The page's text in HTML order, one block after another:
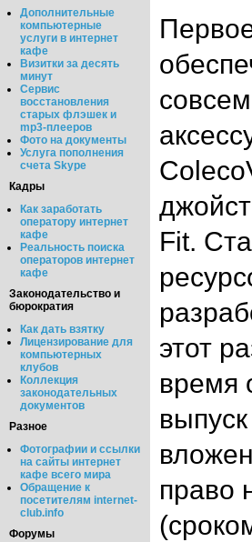
Дополнительные
компьютерные
услуги в интернет
кафе
Визитки за десять
минут
Сервис
восстановления
старых флэшек и
mp3-плееров
Фото на документы
Услуга пополнения
счета Skype
Кадры
Как заработать
оператору интернет
кафе
Реальность поиска
операторов интернет
кафе
Законодательство и
бюрократия
Как дать взятку
Лицензирование для
компьютерных
клубов
Коллекция
законодательных
документов
Разное
Фотографии и ссылки
на сайты интернет
кафе всего мира
Обращение к
посетителям internet-
club.info
Форумы
Fit.
этот
время
право